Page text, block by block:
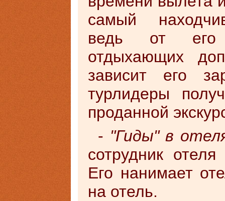
самый
ведь от его
отдыхающих
зависит его
турлидеры
проданной
- "Гиды" в
сотрудник
Его нанимает
на отель.